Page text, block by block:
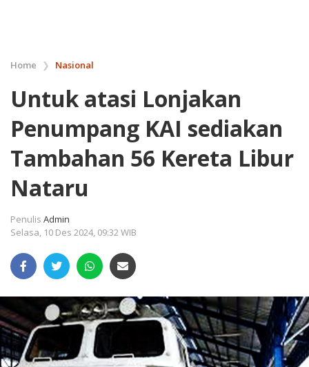
Home ❯ Nasional
Untuk atasi Lonjakan
Penumpang KAI sediakan
Tambahan 56 Kereta Libur
Nataru
Penulis Admin
Selasa, 10 Des 2024, 09:32 WIB